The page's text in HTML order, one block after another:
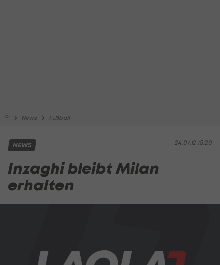
News Fußball
24.07.12 15:20
NEWS
Inzaghi bleibt Milan
erhalten